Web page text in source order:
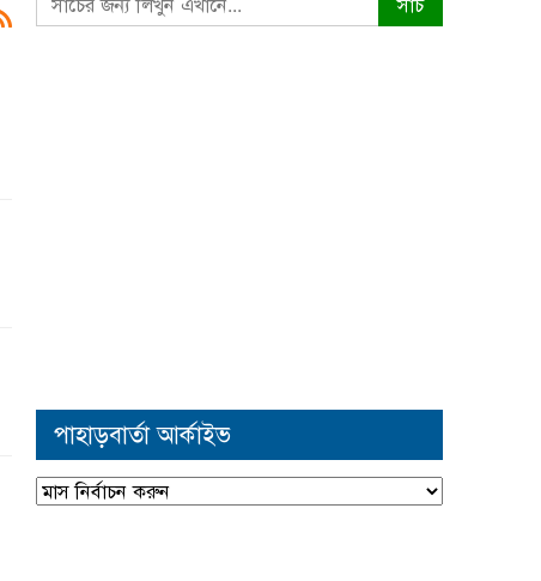
পাহাড়বার্তা আর্কাইভ
পাহাড়বার্তা
আর্কাইভ